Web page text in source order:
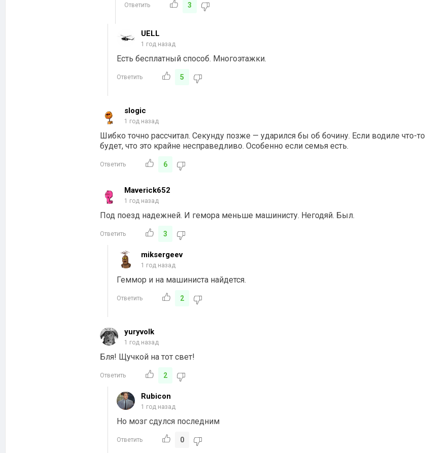
Ответить 3
UELL
1 год назад
Есть бесплатный способ. Многоэтажки.
Ответить 5
slogic
1 год назад
Шибко точно рассчитал. Секунду позже — ударился бы об бочину. Если водиле что-то
будет, что это крайне несправедливо. Особенно если семья есть.
Ответить 6
Maverick652
1 год назад
Под поезд надежней. И гемора меньше машинисту. Негодяй. Был.
Ответить 3
miksergeev
1 год назад
Геммор и на машиниста найдется.
Ответить 2
yuryvolk
1 год назад
Бля! Щучкой на тот свет!
Ответить 2
Rubicon
1 год назад
Но мозг сдулся последним
Ответить 0